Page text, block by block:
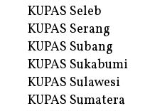
KUPAS Seleb
KUPAS Serang
KUPAS Subang
KUPAS Sukabumi
KUPAS Sulawesi
KUPAS Sumatera